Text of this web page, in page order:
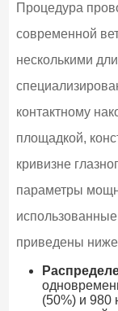
Процедура
современной
несколькими
контактному
площадкой,
кривизне
параметры
приведены
(50%) и 980